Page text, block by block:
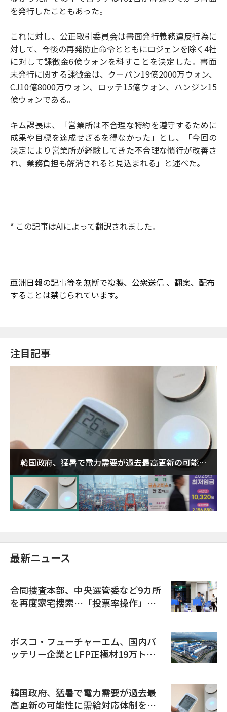
を発行したこともあった。
これに対し、公正取引委員会は書面発行義務違反行為に
対して、今後の再発防止命令とともにロジェンを除く4社
に対して課徴金6億ウォンを科すことを決定した。書面
未発行に関する課徴金は、クーパン19億2000万ウォン、
CJ10億8000万ウォン、ロッテ15億ウォン、ハンジン15
億ウォンである。
キム課長は、「営業所は不合理な特約を遵守するために
成果や目標を達成せざるを得なかった」とし、「今回の
決定により営業所が経験してきた不合理な慣行が改善さ
れ、業務負担も解消されると見込まれる」と述べた。
* この記事はAIによって翻訳されました。
亜洲日報の記事等を無断で複製、公衆送信 、翻案、配布
することは禁じられています。
注目記事
韓国政府、猛暑で電力需要が過去最高更新の可能性
に需給対応体制を点検
最新ニュース
合同捜査本部、中央選管委など9カ所
を再度家宅捜索…「投票率操作」の
ポスコ・フューチャーエム、国内バ
ッテリー企業とLFP正極材19万トン
韓国政府、猛暑で電力需要が過去最
高更新の可能性に需給対応体制を点